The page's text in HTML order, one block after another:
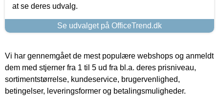
at se deres udvalg.
Se udvalget på OfficeTrend.dk
Vi har gennemgået de mest populære webshops og anmeldt
dem med stjerner fra 1 til 5 ud fra bl.a. deres prisniveau,
sortimentstørrelse, kundeservice, brugervenlighed,
betingelser, leveringsformer og betalingsmuligheder.